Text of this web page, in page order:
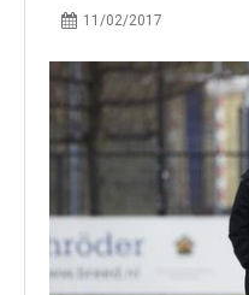
11/02/2017